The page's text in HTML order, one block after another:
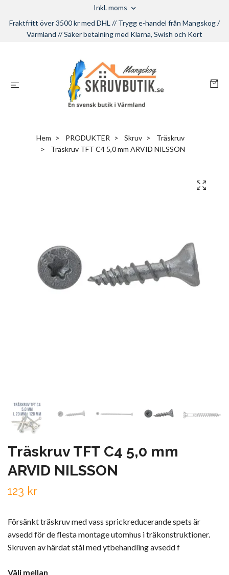
Inkl. moms
Fraktfritt över 3500 kr med DHL // Trygg e-handel från Mangskog /
Värmland // Säker betalning med Klarna, Swish och Kort
Hem PRODUKTER Skruv
Träskruv
Träskruv TFT C4 5,0 mm ARVID NILSSON
Träskruv TFT C4 5,0 mm
ARVID NILSSON
123 kr
Försänkt träskruv med vass sprickreducerande spets är
avsedd för de flesta montage utomhus i träkonstruktioner.
Skruven av härdat stål med ytbehandling avsedd f
Välj mellan